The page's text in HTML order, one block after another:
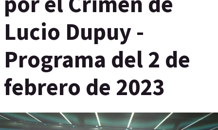
Lucio Dupuy -
Programa del 2 de
febrero de 2023